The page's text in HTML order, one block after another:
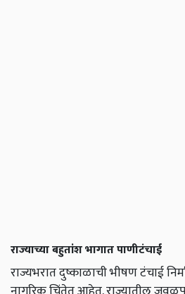
राज्याच्या बहुतांश भागात पाणीटंचाई
राज्यभरात दुष्काळाची भीषण टंचाई